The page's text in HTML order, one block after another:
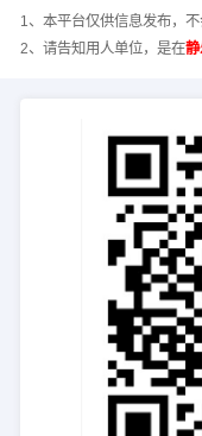
1、本平台仅供信息发布，
2、请告知用人单位，是在静